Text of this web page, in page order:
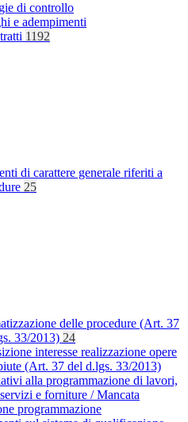
di controllo
e adempimenti
1192
di carattere generale riferiti a
25
delle procedure (Art. 37
33/2013) 24
interesse realizzazione opere
(Art. 37 del d.lgs. 33/2013)
alla programmazione di lavori,
e forniture / Mancata
programmazione